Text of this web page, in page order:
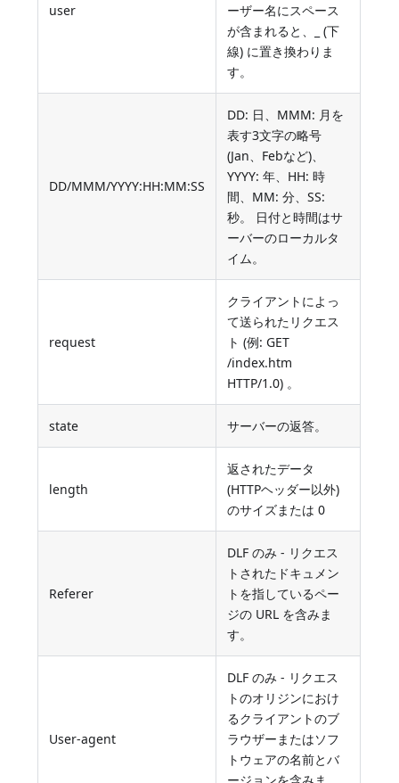
user
ーザー名にスペース
が含まれると、_ (下
線) に置き換わりま
す。
DD/MMM/YYYY:HH:MM:SS
DD: 日、MMM: 月を
表す3文字の略号
(Jan、Febなど)、
YYYY: 年、HH: 時
間、MM: 分、SS:
秒。 日付と時間はサ
ーバーのローカルタ
イム。
request
クライアントによっ
て送られたリクエス
ト (例: GET
/index.htm
HTTP/1.0) 。
state サーバーの返答。
length
返されたデータ
(HTTPヘッダー以外)
のサイズまたは 0
Referer
DLF のみ - リクエス
トされたドキュメン
トを指しているペー
ジの URL を含みま
す。
User-agent
DLF のみ - リクエス
トのオリジンにおけ
るクライアントのブ
ラウザーまたはソフ
トウェアの名前とバ